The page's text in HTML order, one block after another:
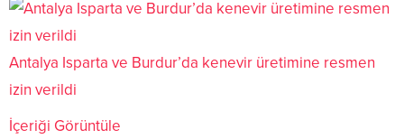
Antalya Isparta ve Burdur’da kenevir üretimine resmen
izin verildi
İçeriği Görüntüle